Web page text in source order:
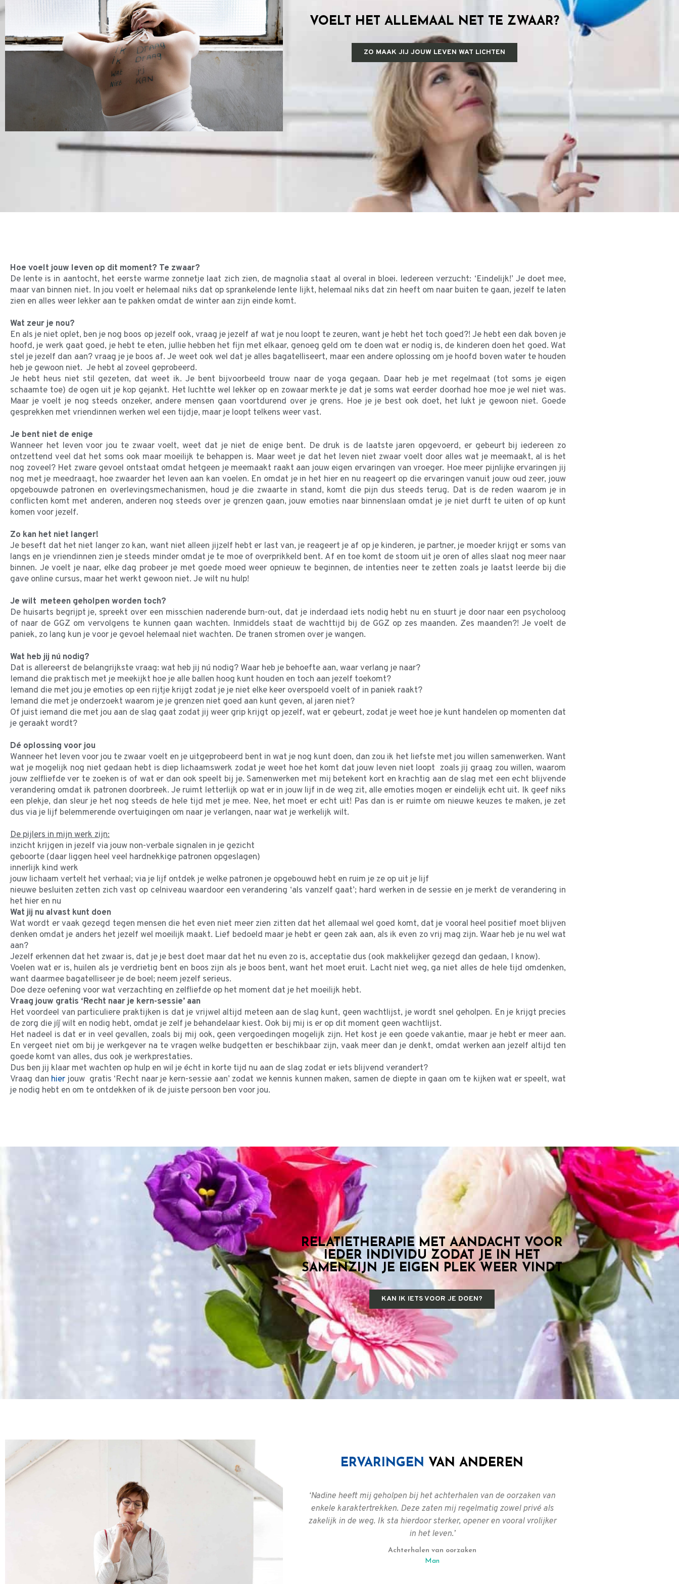
VOELT HET ALLEMAAL NET TE ZWAAR?
ZO MAAK JIJ JOUW LEVEN WAT LICHTEN
Hoe voelt jouw leven op dit moment? Te zwaar?
De lente is in aantocht, het eerste warme zonnetje laat zich zien, de magnolia staat al overal in bloei. Iedereen verzucht: ‘Eindelijk!’ Je doet mee,
maar van binnen niet. In jou voelt er helemaal niks dat op sprankelende lente lijkt, helemaal niks dat zin heeft om naar buiten te gaan, jezelf te laten
zien en alles weer lekker aan te pakken omdat de winter aan zijn einde komt.
Wat zeur je nou?
En als je niet oplet, ben je nog boos op jezelf ook, vraag je jezelf af wat je nou loopt te zeuren, want je hebt het toch goed?! Je hebt een dak boven je
hoofd, je werk gaat goed, je hebt te eten, jullie hebben het fijn met elkaar, genoeg geld om te doen wat er nodig is, de kinderen doen het goed. Wat
stel je jezelf dan aan? vraag je je boos af. Je weet ook wel dat je alles bagatelliseert, maar een andere oplossing om je hoofd boven water te houden
heb je gewoon niet. Je hebt al zoveel geprobeerd.
Je hebt heus niet stil gezeten, dat weet ik. Je bent bijvoorbeeld trouw naar de yoga gegaan. Daar heb je met regelmaat (tot soms je eigen
schaamte toe) de ogen uit je kop gejankt. Het luchtte wel lekker op en zowaar merkte je dat je soms wat eerder doorhad hoe moe je wel niet was.
Maar je voelt je nog steeds onzeker, andere mensen gaan voortdurend over je grens. Hoe je je best ook doet, het lukt je gewoon niet. Goede
gesprekken met vriendinnen werken wel een tijdje, maar je loopt telkens weer vast.
Je bent niet de enige
Wanneer het leven voor jou te zwaar voelt, weet dat je niet de enige bent. De druk is de laatste jaren opgevoerd, er gebeurt bij iedereen zo
ontzettend veel dat het soms ook maar moeilijk te behappen is. Maar weet je dat het leven niet zwaar voelt door alles wat je meemaakt, al is het
nog zoveel? Het zware gevoel ontstaat omdat hetgeen je meemaakt raakt aan jouw eigen ervaringen van vroeger. Hoe meer pijnlijke ervaringen jij
nog met je meedraagt, hoe zwaarder het leven aan kan voelen. En omdat je in het hier en nu reageert op die ervaringen vanuit jouw oud zeer, jouw
opgebouwde patronen en overlevingsmechanismen, houd je die zwaarte in stand, komt die pijn dus steeds terug. Dat is de reden waarom je in
conflicten komt met anderen, anderen nog steeds over je grenzen gaan, jouw emoties naar binnenslaan omdat je je niet durft te uiten of op kunt
komen voor jezelf.
Zo kan het niet langer!
Je beseft dat het niet langer zo kan, want niet alleen jijzelf hebt er last van, je reageert je af op je kinderen, je partner, je moeder krijgt er soms van
langs en je vriendinnen zien je steeds minder omdat je te moe of overprikkeld bent. Af en toe komt de stoom uit je oren of alles slaat nog meer naar
binnen. Je voelt je naar, elke dag probeer je met goede moed weer opnieuw te beginnen, de intenties neer te zetten zoals je laatst leerde bij die
gave online cursus, maar het werkt gewoon niet. Je wilt nu hulp!
Je wilt meteen geholpen worden toch?
De huisarts begrijpt je, spreekt over een misschien naderende burn-out, dat je inderdaad iets nodig hebt nu en stuurt je door naar een psycholoog
of naar de GGZ om vervolgens te kunnen gaan wachten. Inmiddels staat de wachttijd bij de GGZ op zes maanden. Zes maanden?! Je voelt de
paniek, zo lang kun je voor je gevoel helemaal niet wachten. De tranen stromen over je wangen.
Wat heb jij nú nodig?
Dat is allereerst de belangrijkste vraag: wat heb jij nú nodig? Waar heb je behoefte aan, waar verlang je naar?
Iemand die praktisch met je meekijkt hoe je alle ballen hoog kunt houden en toch aan jezelf toekomt?
Iemand die met jou je emoties op een rijtje krijgt zodat je je niet elke keer overspoeld voelt of in paniek raakt?
Iemand die met je onderzoekt waarom je je grenzen niet goed aan kunt geven, al jaren niet?
Of juist iemand die met jou aan de slag gaat zodat jij weer grip krijgt op jezelf, wat er gebeurt, zodat je weet hoe je kunt handelen op momenten dat
je geraakt wordt?
Dé oplossing voor jou
Wanneer het leven voor jou te zwaar voelt en je uitgeprobeerd bent in wat je nog kunt doen, dan zou ik het liefste met jou willen samenwerken. Want
wat je mogelijk nog niet gedaan hebt is diep lichaamswerk zodat je weet hoe het komt dat jouw leven niet loopt zoals jij graag zou willen, waarom
jouw zelfliefde ver te zoeken is of wat er dan ook speelt bij je. Samenwerken met mij betekent kort en krachtig aan de slag met een echt blijvende
verandering omdat ik patronen doorbreek. Je ruimt letterlijk op wat er in jouw lijf in de weg zit, alle emoties mogen er eindelijk echt uit. Ik geef niks
een plekje, dan sleur je het nog steeds de hele tijd met je mee. Nee, het moet er echt uit! Pas dan is er ruimte om nieuwe keuzes te maken, je zet
dus via je lijf belemmerende overtuigingen om naar je verlangen, naar wat je werkelijk wilt.
De pijlers in mijn werk zijn:
inzicht krijgen in jezelf via jouw non-verbale signalen in je gezicht
geboorte (daar liggen heel veel hardnekkige patronen opgeslagen)
innerlijk kind werk
jouw lichaam vertelt het verhaal; via je lijf ontdek je welke patronen je opgebouwd hebt en ruim je ze op uit je lijf
nieuwe besluiten zetten zich vast op celniveau waardoor een verandering ‘als vanzelf gaat’; hard werken in de sessie en je merkt de verandering in
het hier en nu
Wat jij nu alvast kunt doen
Wat wordt er vaak gezegd tegen mensen die het even niet meer zien zitten dat het allemaal wel goed komt, dat je vooral heel positief moet blijven
denken omdat je anders het jezelf wel moeilijk maakt. Lief bedoeld maar je hebt er geen zak aan, als ik even zo vrij mag zijn. Waar heb je nu wel wat
aan?
Jezelf erkennen dat het zwaar is, dat je je best doet maar dat het nu even zo is, acceptatie dus (ook makkelijker gezegd dan gedaan, I know).
Voelen wat er is, huilen als je verdrietig bent en boos zijn als je boos bent, want het moet eruit. Lacht niet weg, ga niet alles de hele tijd omdenken,
want daarmee bagatelliseer je de boel; neem jezelf serieus.
Doe deze oefening voor wat verzachting en zelfliefde op het moment dat je het moeilijk hebt.
Vraag jouw gratis ‘Recht naar je kern-sessie’ aan
Het voordeel van particuliere praktijken is dat je vrijwel altijd meteen aan de slag kunt, geen wachtlijst, je wordt snel geholpen. En je krijgt precies
de zorg die jíj wilt en nodig hebt, omdat je zelf je behandelaar kiest. Ook bij mij is er op dit moment geen wachtlijst.
Het nadeel is dat er in veel gevallen, zoals bij mij ook, geen vergoedingen mogelijk zijn. Het kost je een goede vakantie, maar je hebt er meer aan.
En vergeet niet om bij je werkgever na te vragen welke budgetten er beschikbaar zijn, vaak meer dan je denkt, omdat werken aan jezelf altijd ten
goede komt van alles, dus ook je werkprestaties.
Dus ben jij klaar met wachten op hulp en wil je écht in korte tijd nu aan de slag zodat er iets blijvend verandert?
Vraag dan hier jouw gratis ‘Recht naar je kern-sessie aan’ zodat we kennis kunnen maken, samen de diepte in gaan om te kijken wat er speelt, wat
je nodig hebt en om te ontdekken of ik de juiste persoon ben voor jou.
RELATIETHERAPIE MET AANDACHT VOOR
IEDER INDIVIDU ZODAT JE IN HET
SAMENZIJN JE EIGEN PLEK WEER VINDT
KAN IK IETS VOOR JE DOEN?
ERVARINGEN VAN ANDEREN
‘Ik heb Nadine leren kennen als een zeer integere en professionele
therapeut. Ze is heel goed in staat een ongedwongen en vertrouwde
omgeving te creëren waarin alles besproken kan worden. Ik heb me
daarbij geen moment ongemakkelijk of opgelaten gevoeld. Ik kan
Nadine dan ook van harte aanbevelen mocht je op zoek zijn naar je
eigen ik.’
Integer en professioneel
‘Nadine heeft mij geholpen bij het achterhalen van de oorzaken van
enkele karaktertrekken. Deze zaten mij regelmatig zowel privé als
zakelijk in de weg. Ik sta hierdoor sterker, opener en vooral vrolijker
in het leven.’
Achterhalen van oorzaken
Man